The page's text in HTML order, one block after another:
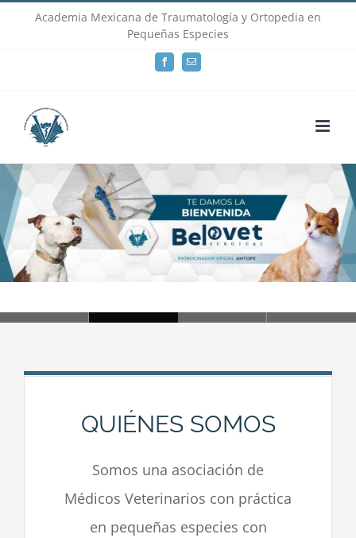
Academia Mexicana de Traumatología y Ortopedia en
Pequeñas Especies
FacebookEmail
Loading...
QUIÉNES SOMOS
Somos una asociación de
Médicos Veterinarios con práctica
en pequeñas especies con